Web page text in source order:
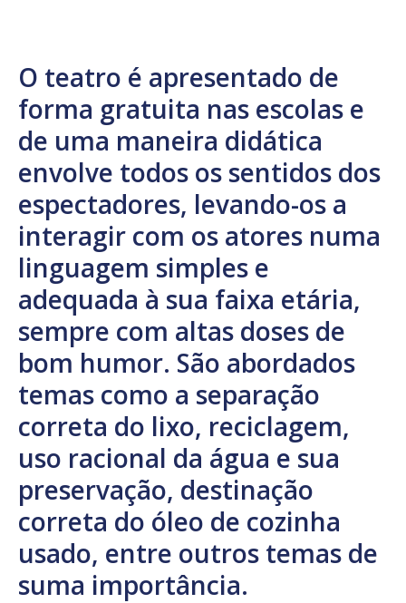
O teatro é apresentado de
forma gratuita nas escolas e
de uma maneira didática
envolve todos os sentidos dos
espectadores, levando-os a
interagir com os atores numa
linguagem simples e
adequada à sua faixa etária,
sempre com altas doses de
bom humor. São abordados
temas como a separação
correta do lixo, reciclagem,
uso racional da água e sua
preservação, destinação
correta do óleo de cozinha
usado, entre outros temas de
suma importância.